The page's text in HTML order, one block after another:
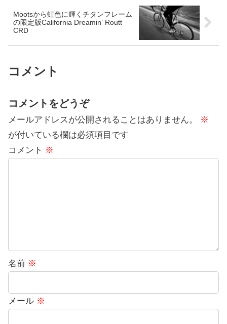
Mootsから虹色に輝くチタンフレーム
の限定版California Dreamin’ Routt
CRD
コメント
コメントをどうぞ
メールアドレスが公開されることはありません。
※
が付いている欄は必須項目です
コメント ※
名前 ※
メール ※